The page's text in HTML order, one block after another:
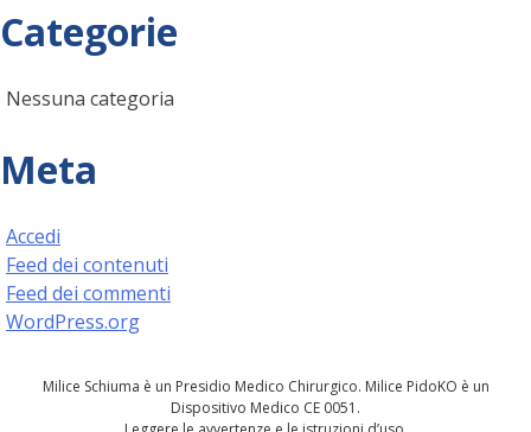
Categorie
Nessuna categoria
Meta
Accedi
Feed dei contenuti
Feed dei commenti
WordPress.org
Milice Schiuma è un Presidio Medico Chirurgico. Milice PidoKO è un
Dispositivo Medico CE 0051.